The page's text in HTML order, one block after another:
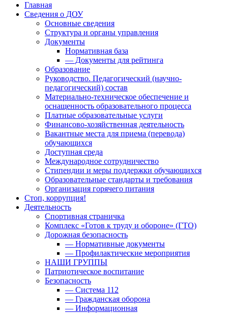
Главная
Сведения о ДОУ
Основные сведения
Структура и органы управления
Документы
Нормативная база
— Документы для рейтинга
Образование
Руководство. Педагогический (научно-
педагогический) состав
Материально-техническое обеспечение и
оснащенность образовательного процесса
Платные образовательные услуги
Финансово-хозяйственная деятельность
Вакантные места для приема (перевода)
обучающихся
Доступная среда
Международное сотрудничество
Стипендии и меры поддержки обучающихся
Образовательные стандарты и требования
Организация горячего питания
Стоп, коррупция!
Деятельность
Спортивная страничка
Комплекс «Готов к труду и обороне» (ГТО)
Дорожная безопасность
— Нормативные документы
— Профилактические мероприятия
НАШИ ГРУППЫ
Патриотическое воспитание
Безопасность
— Система 112
— Гражданская оборона
— Информационная